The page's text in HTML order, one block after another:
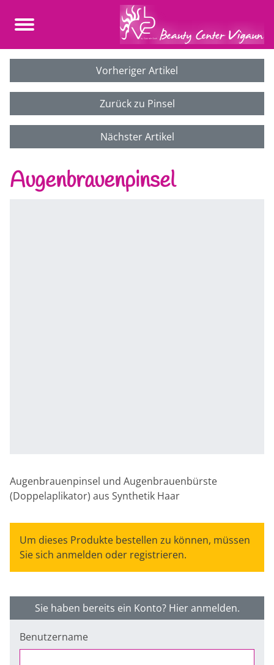
Vorheriger Artikel
Zurück zu Pinsel
Nächster Artikel
Augenbrauenpinsel
Augenbrauenpinsel und Augenbrauenbürste
(Doppelaplikator) aus Synthetik Haar
Um dieses Produkte bestellen zu können, müssen
Sie sich anmelden oder registrieren.
Sie haben bereits ein Konto? Hier anmelden.
Benutzername